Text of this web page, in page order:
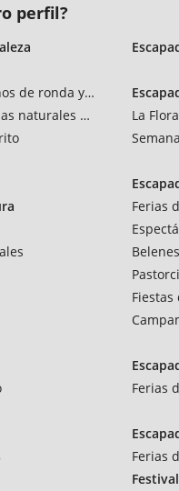
perfil?
de ronda y vías verdes
naturales y rios
La
Ferias
Ferias
Ferias